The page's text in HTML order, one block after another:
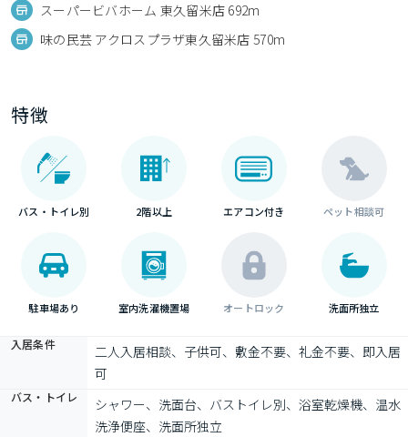
スーパービバホーム 東久留米店 692m
味の民芸 アクロスプラザ東久留米店 570m
特徴
バス・トイレ別 2階以上 エアコン付き ペット相談可
駐車場あり 室内洗濯機置場 オートロック 洗面所独立
入居条件
二人入居相談、子供可、敷金不要、礼金不要、即入居
可
バス・トイレ
シャワー、洗面台、バストイレ別、浴室乾燥機、温水
洗浄便座、洗面所独立